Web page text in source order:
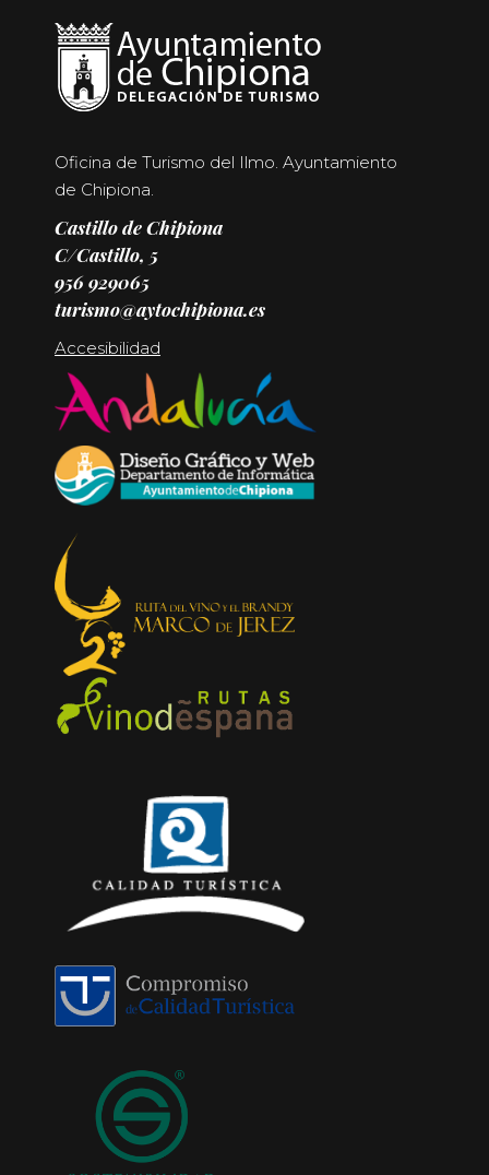
Oficina de Turismo del Ilmo. Ayuntamiento
de Chipiona.
Castillo de Chipiona
C/Castillo, 5
956 929065
turismo@aytochipiona.es
Accesibilidad